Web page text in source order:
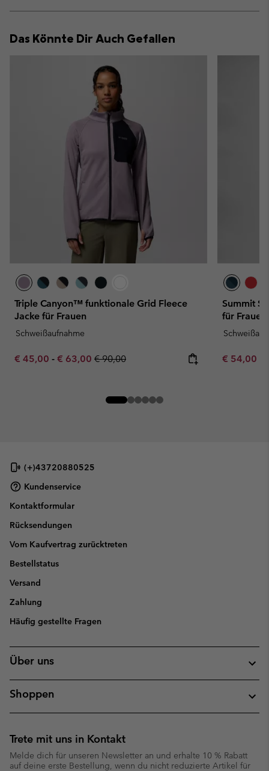
or
Das Könnte Dir Auch Gefallen
Triple Canyon™ funktionale Grid Fleece
Jacke für Frauen
Schweißaufnahme
Minimum sale price:
€ 45,00 - Maximum sale price:
€ 63,00 Regular price:
€ 90,00
Summit
für Frauen
Minimum
€ 54,00
(+)43720880525
Kundenservice
Kontaktformular
Rücksendungen
Vom Kaufvertrag zurücktreten
Bestellstatus
Versand
Zahlung
Häufig gestellte Fragen
Über uns
Shoppen
Trete mit uns in Kontakt
Melde dich für unseren Newsletter an und erhalte 10 % Rabatt
auf deine erste Bestellung, wenn du nicht reduzierte Artikel für